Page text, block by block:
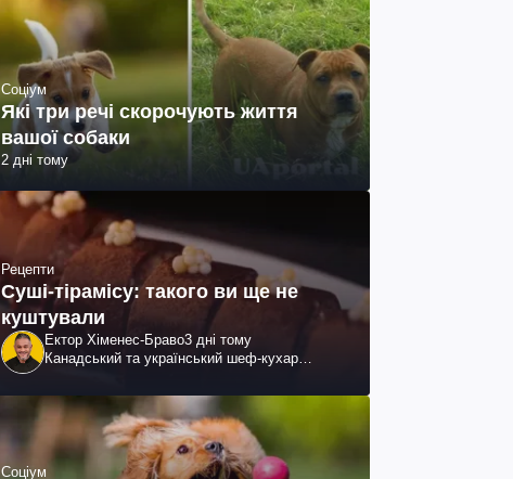
Соціум
Які три речі скорочують життя
вашої собаки
2 дні тому
Рецепти
Суші-тірамісу: такого ви ще не
куштували
Ектор Хіменес-Браво3 дні тому
Канадський та український шеф-кухар
телеведучий
Соціум